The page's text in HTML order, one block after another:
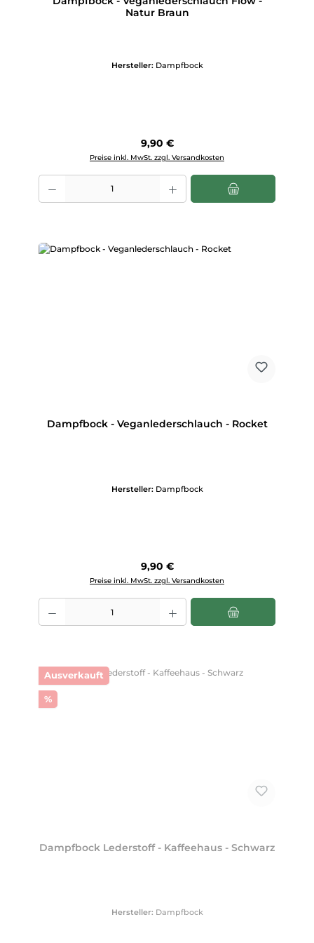
Natur Braun
Hersteller: Dampfbock
Regulärer Preis:
9,90 €
Preise inkl. MwSt. zzgl. Versandkosten
Produkt Anzahl: Gib den gewünschten Wert ein oder benutze die
Dampfbock - Veganlederschlauch - Rocket
Hersteller: Dampfbock
Regulärer Preis:
9,90 €
Preise inkl. MwSt. zzgl. Versandkosten
Produkt Anzahl: Gib den gewünschten Wert ein oder benutze die
Ausverkauft
%Rabatt
Dampfbock Lederstoff - Kaffeehaus - Schwarz
Hersteller: Dampfbock